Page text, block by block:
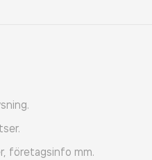
företagsinfo mm.